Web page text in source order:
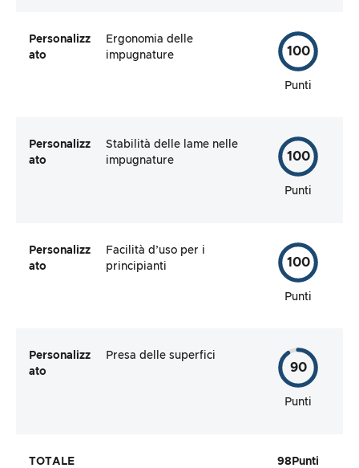
Personalizz
ato
Ergonomia delle
impugnature
100
Punti
Personalizz
ato
Stabilità delle lame nelle
impugnature
100
Punti
Personalizz
ato
Facilità d’uso per i
principianti
100
Punti
Personalizz
ato
Presa delle superfici
90
Punti
TOTALE 98 Punti